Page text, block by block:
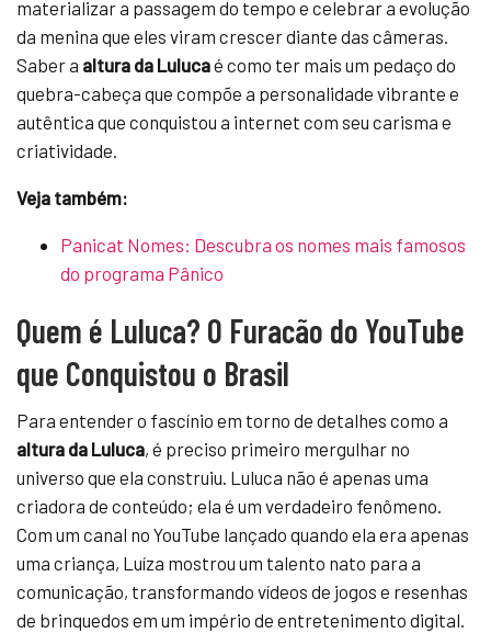
materializar a passagem do tempo e celebrar a evolução
da menina que eles viram crescer diante das câmeras.
Saber a altura da Lulucaé como ter mais um pedaço do
quebra-cabeça que compõe a personalidade vibrante e
autêntica que conquistou a internet com seu carisma e
criatividade.
Veja também:
Panicat Nomes: Descubra os nomes mais famosos
do programa Pânico
Quem é Luluca? O Furacão do YouTube
que Conquistou o Brasil
Para entender o fascínio em torno de detalhes como a
altura da Luluca, é preciso primeiro mergulhar no
universo que ela construiu. Luluca não é apenas uma
criadora de conteúdo; ela é um verdadeiro fenômeno.
Com um canal no YouTube lançado quando ela era apenas
uma criança, Luíza mostrou um talento nato para a
comunicação, transformando vídeos de jogos e resenhas
de brinquedos em um império de entretenimento digital.